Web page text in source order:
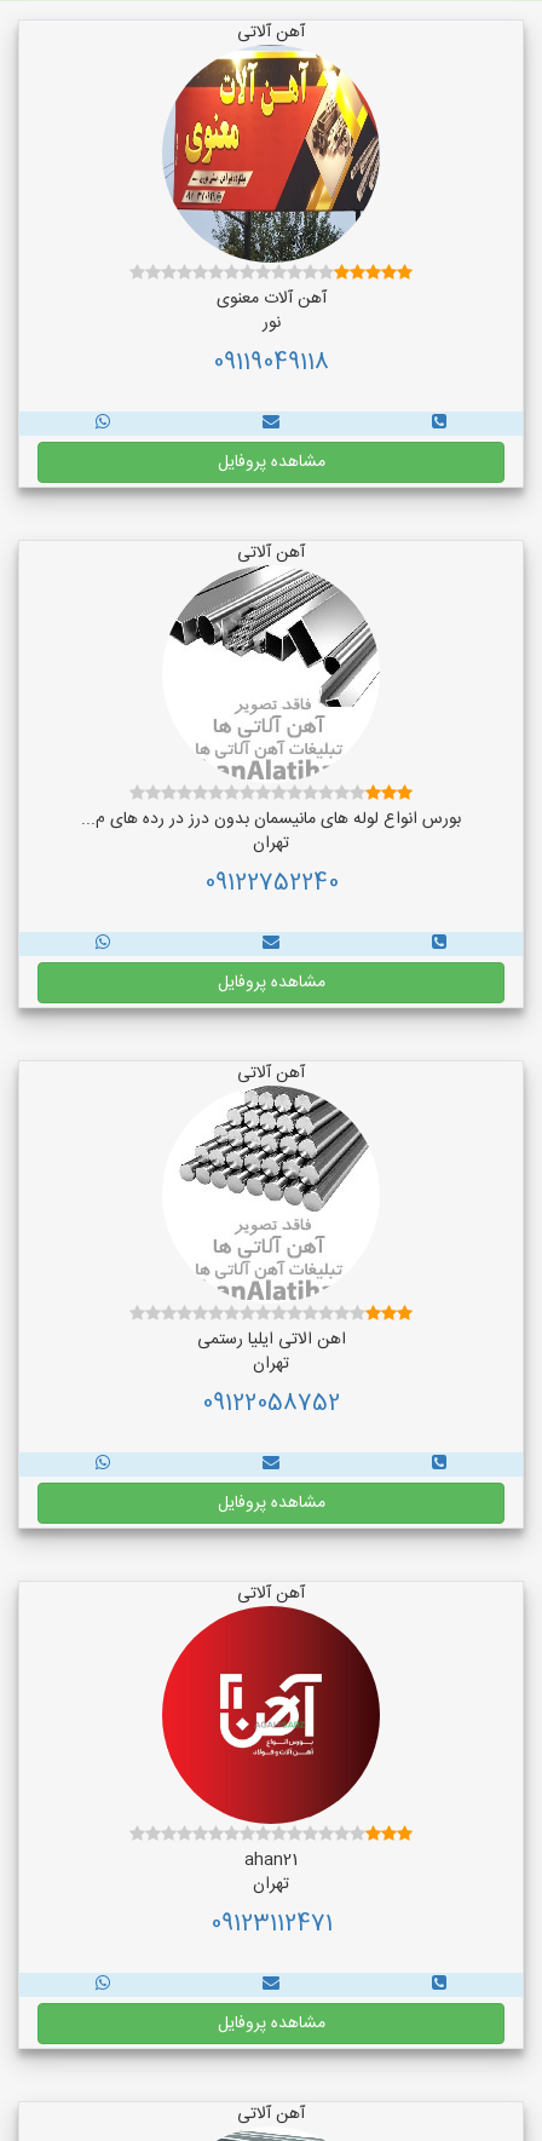
آهن آلاتی
آهن آلات معنوی
نور
09119049118
مشاهده پروفایل
آهن آلاتی
بورس انواع لوله های مانیسمان بدون درز در رده های م...
تهران
09122752240
مشاهده پروفایل
آهن آلاتی
اهن الاتی ایلیا رستمی
تهران
09122058752
مشاهده پروفایل
آهن آلاتی
ahan21
تهران
09123112471
مشاهده پروفایل
آهن آلاتی